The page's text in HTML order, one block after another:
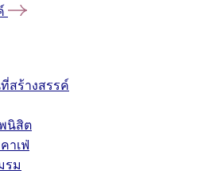
สร้างสรรค์
นิสิต
าเฟ่
รม